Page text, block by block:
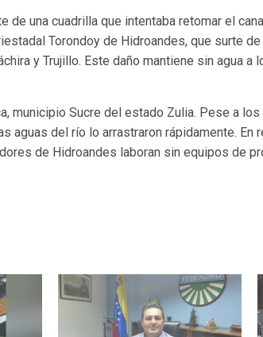
de una cuadrilla que intentaba retomar el
Torondoy de Hidroandes, que surte
y Trujillo. Este daño mantiene sin agua a
municipio Sucre del estado Zulia. Pese a
aguas del río lo arrastraron rápidamente. En
de Hidroandes laboran sin equipos de